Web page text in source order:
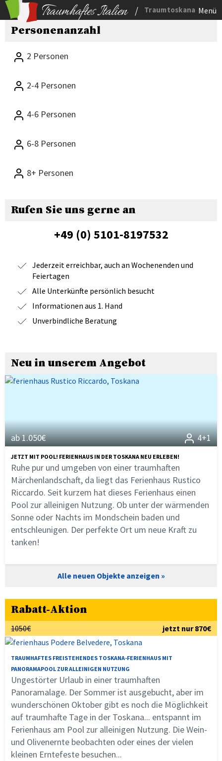
/ Traumtoskana Menü
Personenanzahl
2 Personen
2-4 Personen
4-6 Personen
6-8 Personen
8+ Personen
Rufen Sie uns gerne an
+49 (0) 5101-8197532
Jederzeit erreichbar, auch an Wochenenden und
Feiertagen
Alle Unterkünfte persönlich besucht
Informationen aus 1. Hand
Unverbindliche Beratung
Neu in unserem Angebot
ab 1.050€ 4+1
JETZT MIT POOL! FERIENHAUS IN DER TOSKANA NEU ERLEBEN!
Ruhe pur und umgeben von einer traumhaften
Märchenlandschaft, da liegt das Ferienhaus Rustico
Riccardo. Seit kurzem hat dieses Ferienhaus einen
Pool zur alleinigen Nutzung. Ob unter der wärmenden
Sonne oder Nachts im Mondschein baden und
entschleunigen. Der perfekte Ort um neue Kraft zu
tanken!
Alle neuen Objekte anzeigen
Rabatt-Aktion
1050€ jetzt nur 870€
TRAUMHAFTES FREISTEHENDES TOSKANA-FERIENHAUS MIT
PANORAMAPOOL ZUR ALLEINIGEN NUTZUNG
Ungestörter Urlaub in einer traumhaften
Panoramalage. Der Sommer ist ausgebucht, aber im
wunderschönen Oktober gibt es noch die Möglichkeit
auf traumhafte Tage in der Toskana... entspannt im
Ferienhaus am Pool zur alleinigen Nutzung. Die Wein-
und Olivenernte beobachten oder eines der vielen
kleinen Erntefeste besuchen...